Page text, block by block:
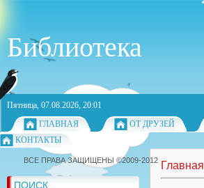
Библиотека
Пятница, 07.08.2026, 20:01
ГЛАВНАЯ
ОТ ДРУЗЕЙ
КОНТАКТЫ
ПОИСК
Главная
ВСЕ ПРАВА ЗАЩИЩЕНЫ ©2009-2012